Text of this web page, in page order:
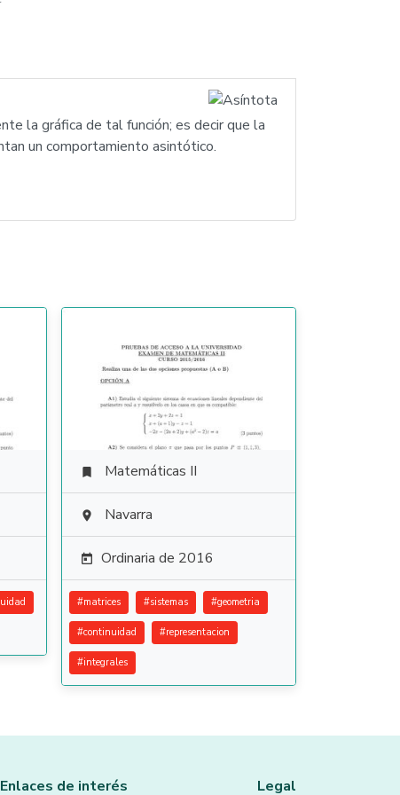
la gráfica de tal función; es decir que la
un comportamiento asintótico.
 Matemáticas II
 Navarra
 Ordinaria de 2016
#matrices #sistemas #geometria
#continuidad #representacion
#integrales
Enlaces de interés Legal